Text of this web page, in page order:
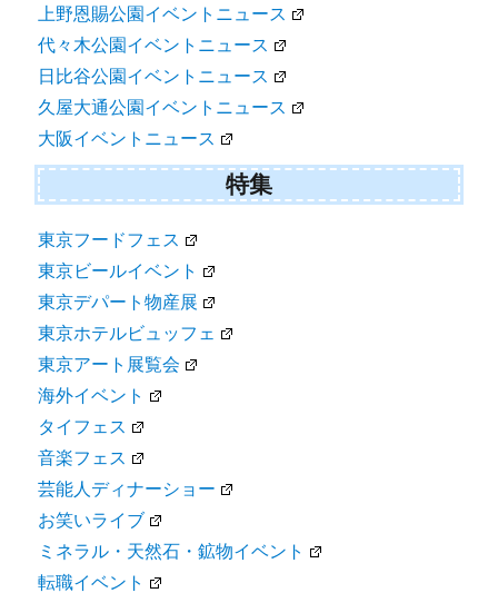
上野恩賜公園イベントニュース
代々木公園イベントニュース
日比谷公園イベントニュース
久屋大通公園イベントニュース
大阪イベントニュース
特集
東京フードフェス
東京ビールイベント
東京デパート物産展
東京ホテルビュッフェ
東京アート展覧会
海外イベント
タイフェス
音楽フェス
芸能人ディナーショー
お笑いライブ
ミネラル・天然石・鉱物イベント
転職イベント